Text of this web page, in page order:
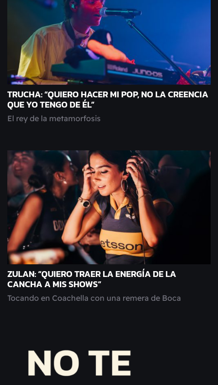
TRUCHA: “QUIERO HACER MI POP, NO LA CREENCIA
QUE YO TENGO DE ÉL”
El rey de la metamorfosis
ZULAN: “QUIERO TRAER LA ENERGÍA DE LA
CANCHA A MIS SHOWS”
Tocando en Coachella con una remera de Boca